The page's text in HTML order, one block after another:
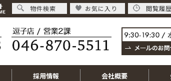
採用情報 会社概要
物件検索 お気に入り 閲覧履歴